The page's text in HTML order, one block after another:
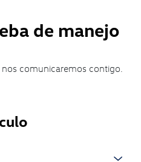
de manejo
comunicaremos contigo.